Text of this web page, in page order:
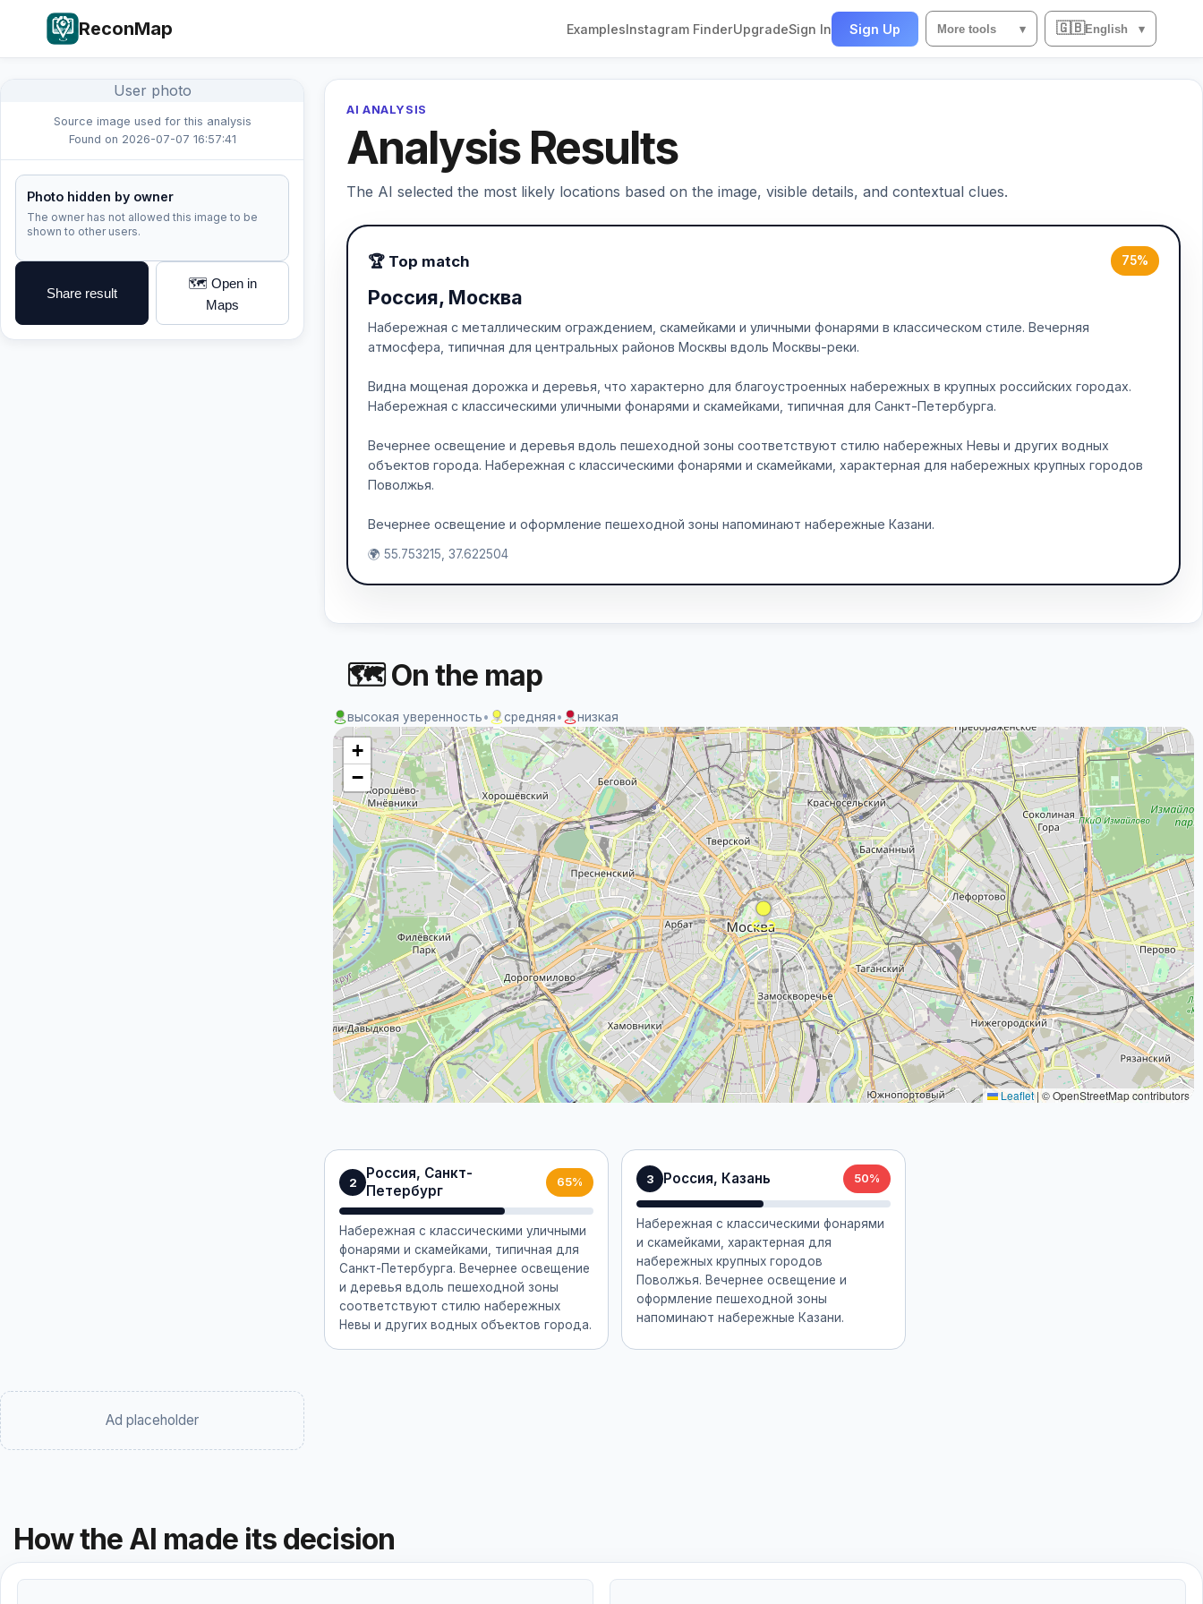
ReconMap ExamplesInstagram FinderUpgradeSign In Sign Up More tools ▾ 🇬🇧English ▾
User photo
Source image used for this analysis
Found on 2026-07-07 16:57:41
Photo hidden by owner
The owner has not allowed this image to be
shown to other users.
Share result
🗺️ Open in
Maps
AI ANALYSIS
Analysis Results
The AI selected the most likely locations based on the image, visible details, and contextual clues.
🏆 Top match 75%
Россия, Москва
Набережная с металлическим ограждением, скамейками и уличными фонарями в классическом стиле. Вечерняя
атмосфера, типичная для центральных районов Москвы вдоль Москвы-реки.
Видна мощеная дорожка и деревья, что характерно для благоустроенных набережных в крупных российских городах.
Набережная с классическими уличными фонарями и скамейками, типичная для Санкт-Петербурга.
Вечернее освещение и деревья вдоль пешеходной зоны соответствуют стилю набережных Невы и других водных
объектов города. Набережная с классическими фонарями и скамейками, характерная для набережных крупных городов
Поволжья.
Вечернее освещение и оформление пешеходной зоны напоминают набережные Казани.
🌍 55.753215, 37.622504
2
Россия, Санкт-
Петербург
65%
Набережная с классическими уличными
фонарями и скамейками, типичная для
Санкт-Петербурга. Вечернее освещение
и деревья вдоль пешеходной зоны
соответствуют стилю набережных
Невы и других водных объектов города.
3 Россия, Казань 50%
Набережная с классическими фонарями
и скамейками, характерная для
набережных крупных городов
Поволжья. Вечернее освещение и
оформление пешеходной зоны
напоминают набережные Казани.
Ad placeholder
🗺 On the map
высокая уверенность• средняя• низкая
+
−
Leaflet| © OpenStreetMap contributors
How the AI made its decision